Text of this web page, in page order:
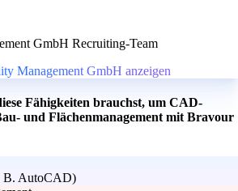
GmbH Recruiting-Team
Management GmbH anzeigen
Fähigkeiten brauchst, um CAD-
und Flächenmanagement mit Bravour
B. AutoCAD)